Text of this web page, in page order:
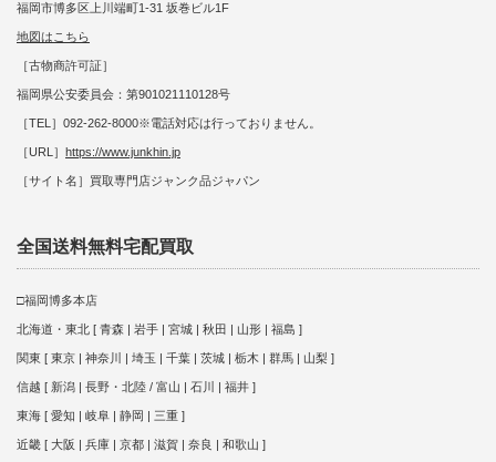
福岡市博多区上川端町1-31 坂巻ビル1F
地図はこちら
［古物商許可証］
福岡県公安委員会：第901021110128号
［TEL］092-262-8000※電話対応は行っておりません。
［URL］ https://www.junkhin.jp
［サイト名］買取専門店ジャンク品ジャパン
全国送料無料宅配買取
□福岡博多本店
北海道・東北 [ 青森 | 岩手 | 宮城 | 秋田 | 山形 | 福島 ]
関東 [ 東京 | 神奈川 | 埼玉 | 千葉 | 茨城 | 栃木 | 群馬 | 山梨 ]
信越 [ 新潟 | 長野・北陸 / 富山 | 石川 | 福井 ]
東海 [ 愛知 | 岐阜 | 静岡 | 三重 ]
近畿 [ 大阪 | 兵庫 | 京都 | 滋賀 | 奈良 | 和歌山 ]